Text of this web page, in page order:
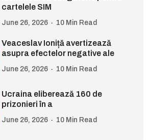
cartelele SIM
June 26, 2026 10 Min Read
Veaceslav Ioniță avertizează
asupra efectelor negative ale
June 26, 2026 10 Min Read
Ucraina eliberează 160 de
prizonieri în a
June 26, 2026 10 Min Read